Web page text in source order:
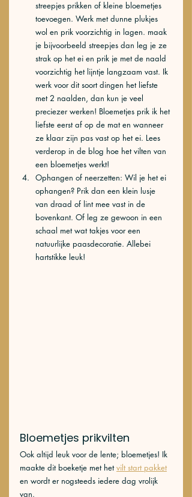
streepjes prikken of kleine bloemetjes
toevoegen. Werk met dunne plukjes
wol en prik voorzichtig in lagen. maak
je bijvoorbeeld streepjes dan leg je ze
strak op het ei en prik je met de naald
voorzichtig het lijntje langzaam vast. Ik
werk voor dit soort dingen het liefste
met 2 naalden, dan kun je veel
preciezer werken! Bloemetjes prik ik het
liefste eerst af op de mat en wanneer
ze klaar zijn pas vast op het ei. Lees
verderop in de blog hoe het vilten van
een bloemetjes werkt!
Ophangen of neerzetten: Wil je het ei
ophangen? Prik dan een klein lusje
van draad of lint mee vast in de
bovenkant. Of leg ze gewoon in een
schaal met wat takjes voor een
natuurlijke paasdecoratie. Allebei
hartstikke leuk!
Bloemetjes prikvilten
Ook altijd leuk voor de lente; bloemetjes! Ik
maakte dit boeketje met het vilt start pakket
en wordt er nogsteeds iedere dag vrolijk
van.